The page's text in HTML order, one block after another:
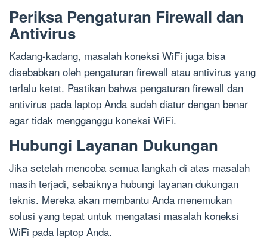
Periksa Pengaturan Firewall dan
Antivirus
Kadang-kadang, masalah koneksi WiFi juga bisa
disebabkan oleh pengaturan firewall atau antivirus yang
terlalu ketat. Pastikan bahwa pengaturan firewall dan
antivirus pada laptop Anda sudah diatur dengan benar
agar tidak mengganggu koneksi WiFi.
Hubungi Layanan Dukungan
Jika setelah mencoba semua langkah di atas masalah
masih terjadi, sebaiknya hubungi layanan dukungan
teknis. Mereka akan membantu Anda menemukan
solusi yang tepat untuk mengatasi masalah koneksi
WiFi pada laptop Anda.